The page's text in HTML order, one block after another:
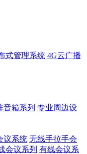
式管理系统 4G云广播
音箱系列 专业周边设
议系统 无线手拉手会
会议系列 有线会议系